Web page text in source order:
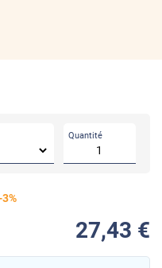
Quantité
3%
27,43 €